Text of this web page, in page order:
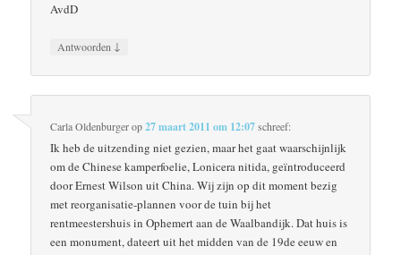
AvdD
Antwoorden ↓
Carla Oldenburgerop27 maart 2011 om 12:07schreef:
Ik heb de uitzending niet gezien, maar het gaat waarschijnlijk
om de Chinese kamperfoelie, Lonicera nitida, geïntroduceerd
door Ernest Wilson uit China. Wij zijn op dit moment bezig
met reorganisatie-plannen voor de tuin bij het
rentmeestershuis in Ophemert aan de Waalbandijk. Dat huis is
een monument, dateert uit het midden van de 19de eeuw en